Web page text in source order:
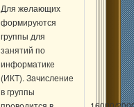
Для желающих
формируются
группы для
занятий по
информатике
(ИКТ). Зачисление
в группы